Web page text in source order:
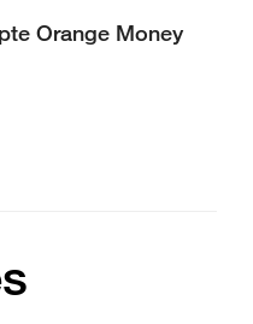
Orange Money